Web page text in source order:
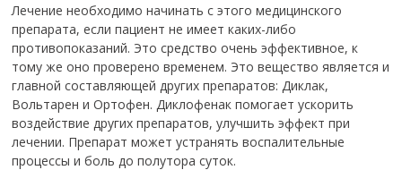
Лечение необходимо начинать с этого медицинского
препарата, если пациент не имеет каких-либо
противопоказаний. Это средство очень эффективное, к
тому же оно проверено временем. Это вещество является и
главной составляющей других препаратов: Диклак,
Вольтарен и Ортофен. Диклофенак помогает ускорить
воздействие других препаратов, улучшить эффект при
лечении. Препарат может устранять воспалительные
процессы и боль до полутора суток.